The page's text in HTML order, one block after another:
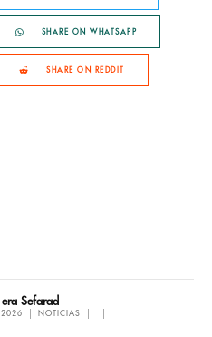
SHARE ON WHATSAPP
SHARE ON REDDIT
Sefarad
NOTICIAS